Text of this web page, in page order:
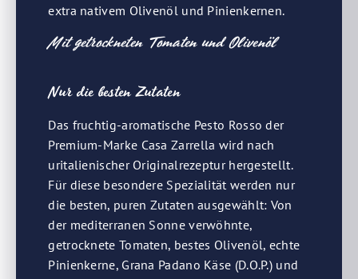
extra nativem Olivenöl und Pinienkernen.
Mit getrockneten Tomaten und Olivenöl
Nur die besten Zutaten
Das fruchtig-aromatische Pesto Rosso der
Premium-Marke Casa Zarrella wird nach
uritalienischer Originalrezeptur hergestellt.
Für diese besondere Spezialität werden nur
die besten, puren Zutaten ausgewählt: Von
der mediterranen Sonne verwöhnte,
getrocknete Tomaten, bestes Olivenöl, echte
Pinienkerne, Grana Padano Käse (D.O.P.) und